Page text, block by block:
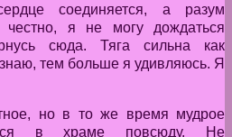
соединяется, а разум
честно, я не могу дождаться
сюда. Тяга сильна как
тем больше я удивляюсь. Я
но в то же время мудрое
в храме повсюду. Не